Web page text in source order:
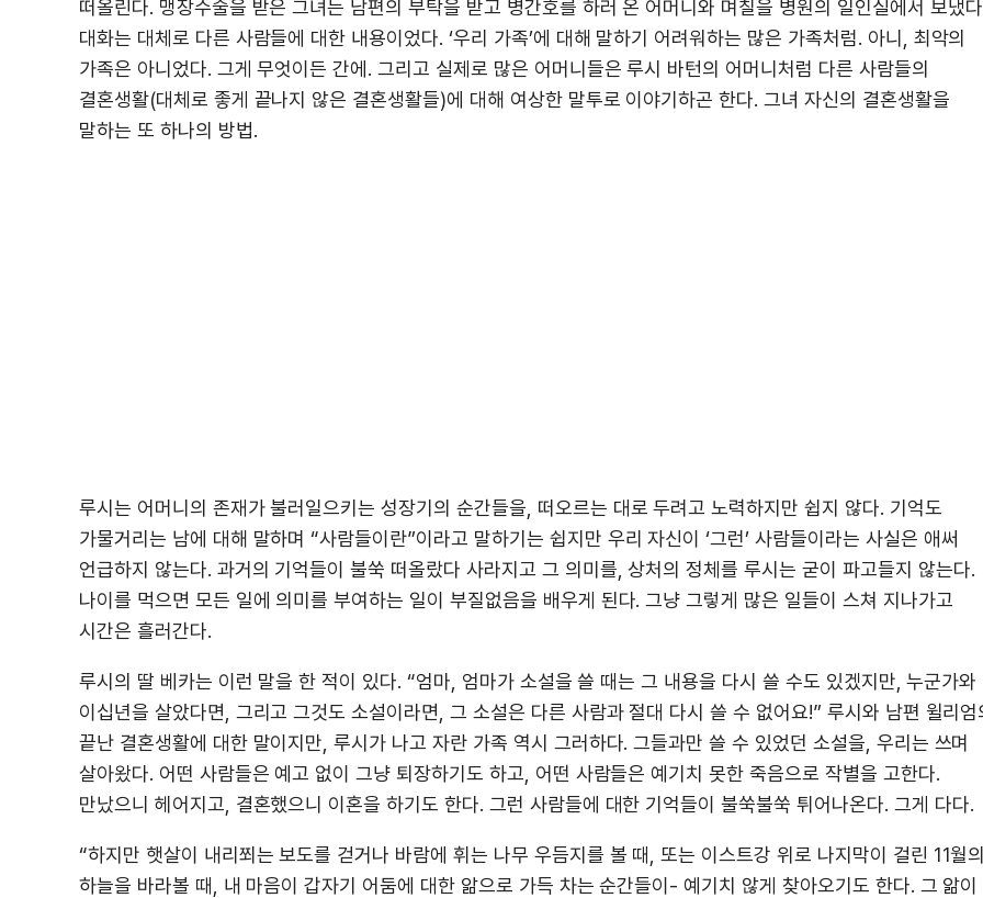
떠올린다. 맹장수술을 받은 그녀는 남편의 부탁을 받고 병간호를 하러 온 어머니와 며칠을 병원의 일인실에서 보냈
대화는 대체로 다른 사람들에 대한 내용이었다. ‘우리 가족’에 대해 말하기 어려워하는 많은 가족처럼. 아니, 최악의
가족은 아니었다. 그게 무엇이든 간에. 그리고 실제로 많은 어머니들은 루시 바턴의 어머니처럼 다른 사람들의
결혼생활(대체로 좋게 끝나지 않은 결혼생활들)에 대해 여상한 말투로 이야기하곤 한다. 그녀 자신의 결혼생활을
말하는 또 하나의 방법.
루시는 어머니의 존재가 불러일으키는 성장기의 순간들을, 떠오르는 대로 두려고 노력하지만 쉽지 않다. 기억도
가물거리는 남에 대해 말하며 “사람들이란”이라고 말하기는 쉽지만 우리 자신이 ‘그런’ 사람들이라는 사실은 애써
언급하지 않는다. 과거의 기억들이 불쑥 떠올랐다 사라지고 그 의미를, 상처의 정체를 루시는 굳이 파고들지 않는다.
나이를 먹으면 모든 일에 의미를 부여하는 일이 부질없음을 배우게 된다. 그냥 그렇게 많은 일들이 스쳐 지나가고
시간은 흘러간다.
루시의 딸 베카는 이런 말을 한 적이 있다. “엄마, 엄마가 소설을 쓸 때는 그 내용을 다시 쓸 수도 있겠지만, 누군가와
이십년을 살았다면, 그리고 그것도 소설이라면, 그 소설은 다른 사람과 절대 다시 쓸 수 없어요!” 루시와 남편 윌리엄
끝난 결혼생활에 대한 말이지만, 루시가 나고 자란 가족 역시 그러하다. 그들과만 쓸 수 있었던 소설을, 우리는 쓰며
살아왔다. 어떤 사람들은 예고 없이 그냥 퇴장하기도 하고, 어떤 사람들은 예기치 못한 죽음으로 작별을 고한다.
만났으니 헤어지고, 결혼했으니 이혼을 하기도 한다. 그런 사람들에 대한 기억들이 불쑥불쑥 튀어나온다. 그게 다다.
“하지만 햇살이 내리쬐는 보도를 걷거나 바람에 휘는 나무 우듬지를 볼 때, 또는 이스트강 위로 나지막이 걸린 11월
하늘을 바라볼 때, 내 마음이 갑자기 어둠에 대한 앎으로 가득 차는 순간들이- 예기치 않게 찾아오기도 한다. 그 앎이